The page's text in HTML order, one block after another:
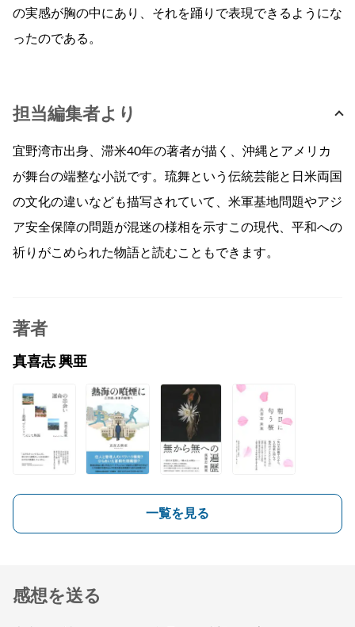
の実感が胸の中にあり、それを踊りで表現できるようにな
ったのである。
担当編集者より
宜野湾市出身、滞米40年の著者が描く、沖縄とアメリカ
が舞台の端整な小説です。琉舞という伝統芸能と日米両国
の文化の違いなども描写されていて、米軍基地問題やアジ
ア安全保障の問題が混迷の様相を示すこの現代、平和への
祈りがこめられた物語と読むこともできます。
著者
真喜志 興亜
一覧を見る
感想を送る